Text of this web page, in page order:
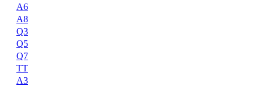
A6
A8
Q3
Q5
Q7
TT
А3